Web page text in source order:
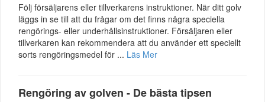
Följ försäljarens eller tillverkarens instruktioner. När ditt golv
läggs in se till att du frågar om det finns några speciella
rengörings- eller underhållsinstruktioner. Försäljaren eller
tillverkaren kan rekommendera att du använder ett speciellt
sorts rengöringsmedel för ... Läs Mer
Rengöring av golven - De bästa tipsen